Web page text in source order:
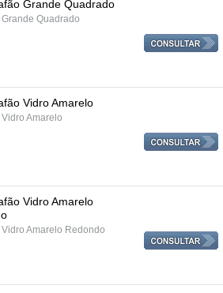
Grande Quadrado
Quadrado
Vidro Amarelo
Amarelo
Vidro Amarelo
Amarelo Redondo